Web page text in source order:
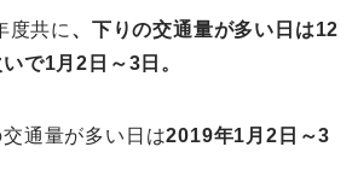
度共に 、下りの交通量が多い日は12
で1月2日～3日。
交通量が多い日は2019年1月2日～3